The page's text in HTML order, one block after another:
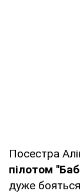
Посестра
пілотом
дуже